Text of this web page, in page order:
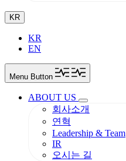
KR
KR
EN
Menu Button
ABOUT US
회사소개
연혁
Leadership & Team
IR
오시는 길